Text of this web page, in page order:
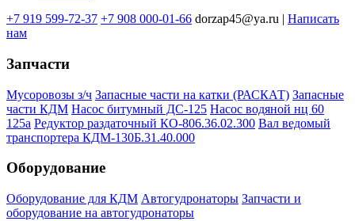
+7 919 599-72-37 +7 908 000-01-66 dorzap45@ya.ru | Написать
нам
Запчасти
Мусоровозы з/ч Запасные части на катки (РАСКАТ) Запасные
части КДМ Насос битумный ДС-125 Насос водяной нц 60
125а Редуктор раздаточный КО-806.36.02.300 Вал ведомый
транспортера КДМ-130Б.31.40.000
Оборудование
Оборудование для КДМ Автогудронаторы Запчасти и
оборудование на автогудронаторы